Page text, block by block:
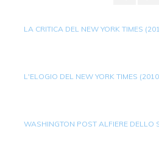
LA CRITICA DEL NEW YORK TIMES
L'ELOGIO DEL NEW YORK TIMES
WASHINGTON POST ALFIERE DELLO